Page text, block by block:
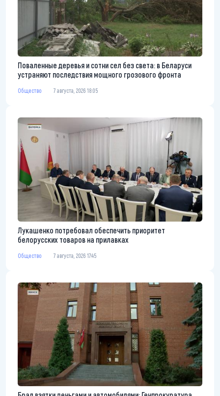
Поваленные деревья и сотни сел без света: в Беларуси
устраняют последствия мощного грозового фронта
Общество 7 августа, 2026 18:05
Лукашенко потребовал обеспечить приоритет
белорусских товаров на прилавках
Общество 7 августа, 2026 17:45